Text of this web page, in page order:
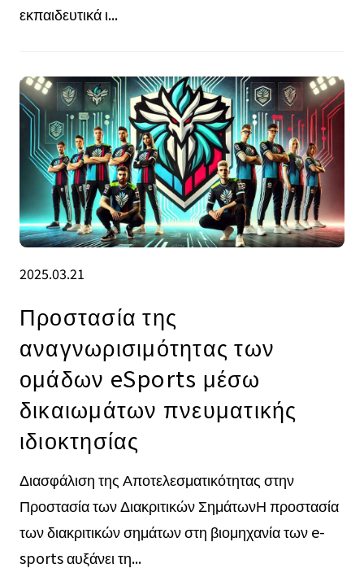
εκπαιδευτικά ι...
2025.03.21
Προστασία της
αναγνωρισιμότητας των
ομάδων eSports μέσω
δικαιωμάτων πνευματικής
ιδιοκτησίας
Διασφάλιση της Αποτελεσματικότητας στην
Προστασία των Διακριτικών ΣημάτωνΗ προστασία
των διακριτικών σημάτων στη βιομηχανία των e-
sports αυξάνει τη...